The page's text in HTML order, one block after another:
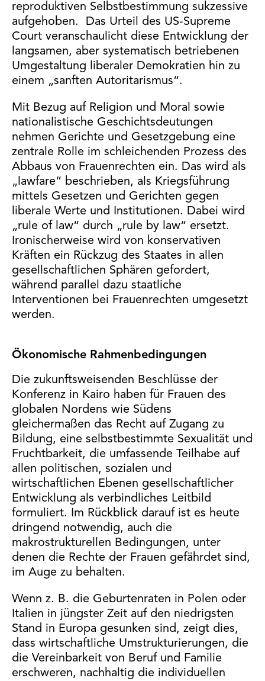
reproduktiven Selbstbestimmung sukzessive
aufgehoben. Das Urteil des US-Supreme
Court veranschaulicht diese Entwicklung der
langsamen, aber systematisch betriebenen
Umgestaltung liberaler Demokratien hin zu
einem „sanften Autoritarismus“.
Mit Bezug auf Religion und Moral sowie
nationalistische Geschichtsdeutungen
nehmen Gerichte und Gesetzgebung eine
zentrale Rolle im schleichenden Prozess des
Abbaus von Frauenrechten ein. Das wird als
„lawfare“ beschrieben, als Kriegsführung
mittels Gesetzen und Gerichten gegen
liberale Werte und Institutionen. Dabei wird
„rule of law“ durch „rule by law“ ersetzt.
Ironischerweise wird von konservativen
Kräften ein Rückzug des Staates in allen
gesellschaftlichen Sphären gefordert,
während parallel dazu staatliche
Interventionen bei Frauenrechten umgesetzt
werden.
Ökonomische Rahmenbedingungen
Die zukunftsweisenden Beschlüsse der
Konferenz in Kairo haben für Frauen des
globalen Nordens wie Südens
gleichermaßen das Recht auf Zugang zu
Bildung, eine selbstbestimmte Sexualität und
Fruchtbarkeit, die umfassende Teilhabe auf
allen politischen, sozialen und
wirtschaftlichen Ebenen gesellschaftlicher
Entwicklung als verbindliches Leitbild
formuliert. Im Rückblick darauf ist es heute
dringend notwendig, auch die
makrostrukturellen Bedingungen, unter
denen die Rechte der Frauen gefährdet sind,
im Auge zu behalten.
Wenn z. B. die Geburtenraten in Polen oder
Italien in jüngster Zeit auf den niedrigsten
Stand in Europa gesunken sind, zeigt dies,
dass wirtschaftliche Umstrukturierungen, die
die Vereinbarkeit von Beruf und Familie
erschweren, nachhaltig die individuellen